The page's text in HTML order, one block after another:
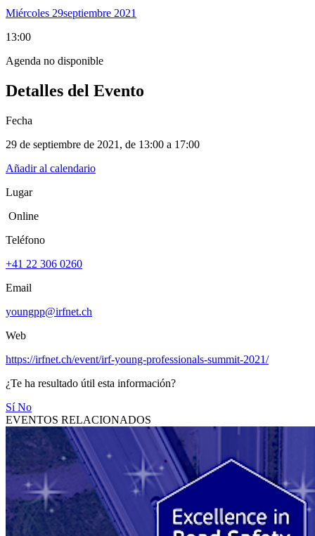
Miércoles 29Septiembre 2021
13:00
Agenda no disponible
Detalles del Evento
Fecha
29 de septiembre de 2021 , de 13:00 a 17:00
Añadir al calendario
Lugar
Online
Teléfono
+41 22 306 0260
Email
youngpp@irfnet.ch
Web
https://irfnet.ch/event/irf-young-professionals-summit-2021/
¿Te ha resultado útil esta información?
SíNo
EVENTOS RELACIONADOS